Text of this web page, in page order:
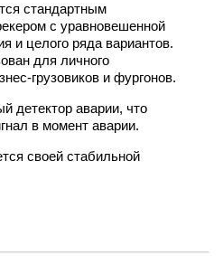
стандартным
с уравновешенной
и целого ряда вариантов.
для личного
грузовиков и фургонов.
детектор аварии, что
в момент аварии.
своей стабильной